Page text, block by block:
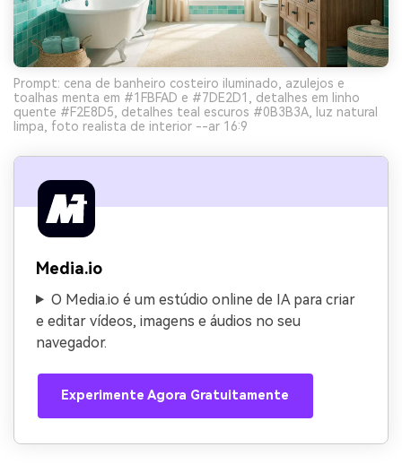
Prompt: cena de banheiro costeiro iluminado, azulejos e
toalhas menta em #1FBFAD e #7DE2D1, detalhes em linho
quente #F2E8D5, detalhes teal escuros #0B3B3A, luz natural
limpa, foto realista de interior --ar 16:9
Media.io
O Media.io é um estúdio online de IA para criar
e editar vídeos, imagens e áudios no seu
navegador.
Experimente Agora Gratuitamente